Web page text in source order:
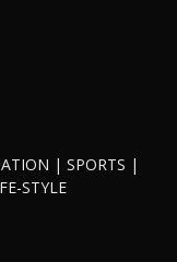
| SPORTS |
STYLE